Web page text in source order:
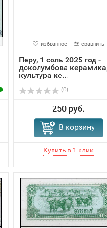
избранное сравнить
Перу, 1 соль 2025 год -
доколумбова
культура ке...
(0)
250 руб.
В корзину